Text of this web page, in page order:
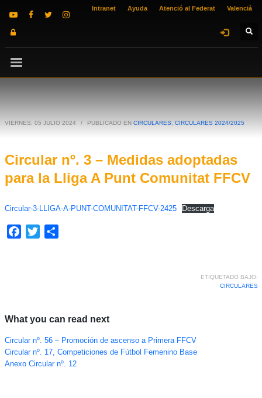
Intranet Ayuda Atenció al Federat Valencià
VIERNES, 05 JULIO 2024 / PUBLICADO EN CIRCULARES CIRCULARES 2024/2025
Circular nº. 3 – Medidas adoptadas
para la Lliga A Punt Comunitat FFCV
Circular-3-LLIGA-A-PUNT-COMUNITAT-FFCV-2425 Descarga
Facebook
Twitter
ETIQUETADO BAJO:
CIRCULARES
What you can read next
Circular nº. 56 – Promoción de ascenso a Primera FFCV
Circular nº. 17, Competiciones de Fútbol Femenino Base
Anexo Circular nº. 12